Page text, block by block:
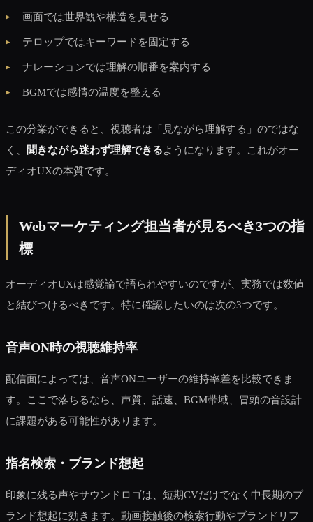
画面では世界観や構造を見せる
テロップではキーワードを固定する
ナレーションでは理解の順番を案内する
BGMでは感情の温度を整える
この分業ができると、視聴者は「見ながら理解する」のではな
く、
聞きながら迷わず理解できるようになります。これがオー
ディオUXの本質です。
Webマーケティング担当者が見るべき3つの指
標
オーディオUXは感覚論で語られやすいのですが、実務では数値
と結びつけるべきです。特に確認したいのは次の3つです。
音声ON時の視聴維持率
配信面によっては、音声ONユーザーの維持率差を比較できま
す。ここで落ちるなら、声質、話速、BGM帯域、冒頭の音設計
に課題がある可能性があります。
指名検索・ブランド想起
印象に残る声やサウンドロゴは、短期CVだけでなく中長期のブ
ランド想起に効きます。動画接触後の検索行動やブランドリフ